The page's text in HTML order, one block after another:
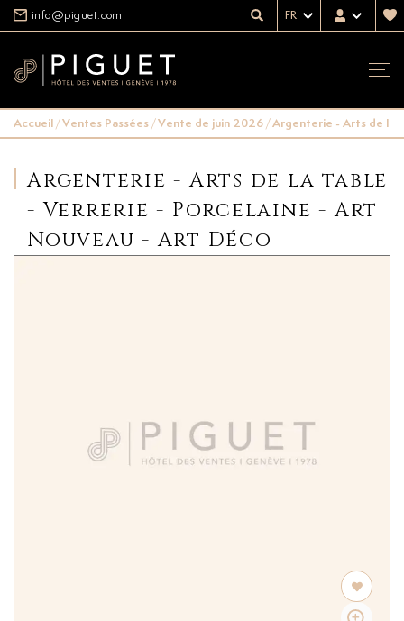
info@piguet.com FR
Accueil/Ventes Passées/Vente de juin 2026/Argenterie - Arts de la
Argenterie - Arts de la table
- Verrerie - Porcelaine - Art
Nouveau - Art Déco